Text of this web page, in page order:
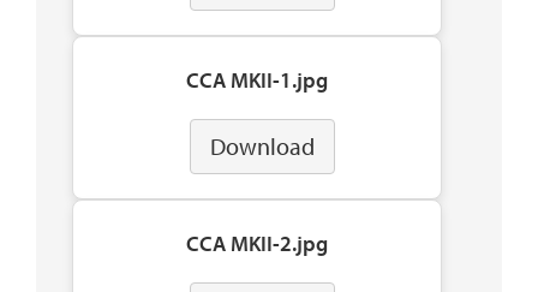
CCA MKII-1.jpg
Download
CCA MKII-2.jpg